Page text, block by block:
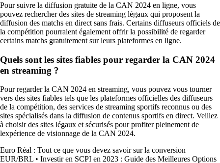
Pour suivre la diffusion gratuite de la CAN 2024 en ligne, vous
pouvez rechercher des sites de streaming légaux qui proposent la
diffusion des matchs en direct sans frais. Certains diffuseurs officiels de
la compétition pourraient également offrir la possibilité de regarder
certains matchs gratuitement sur leurs plateformes en ligne.
Quels sont les sites fiables pour regarder la CAN 2024
en streaming ?
Pour regarder la CAN 2024 en streaming, vous pouvez vous tourner
vers des sites fiables tels que les plateformes officielles des diffuseurs
de la compétition, des services de streaming sportifs reconnus ou des
sites spécialisés dans la diffusion de contenus sportifs en direct. Veillez
à choisir des sites légaux et sécurisés pour profiter pleinement de
lexpérience de visionnage de la CAN 2024.
Euro Réal : Tout ce que vous devez savoir sur la conversion
EUR/BRL • Investir en SCPI en 2023 : Guide des Meilleures Options